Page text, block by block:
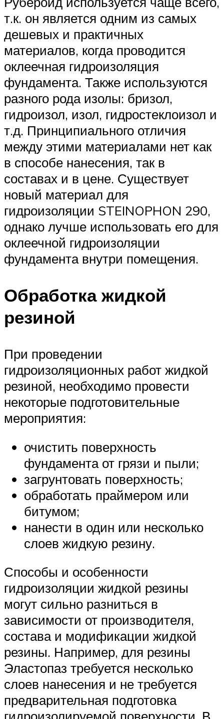
т.к. он является одним из самых
дешевых и практичных
материалов, когда проводится
оклеечная гидроизоляция
фундамента. Также используются
разного рода изолы: бризол,
гидроизол, изол, гидростеклоизол и
т.д. Принципиального отличия
между этими материалами нет как
в способе нанесения, так в
составах и в цене. Существует
новый материал для
гидроизоляции STEINOPHON 290,
однако лучше использовать его для
оклеечной гидроизоляции
фундамента внутри помещения.
Обработка жидкой
резиной
При проведении
гидроизоляционных работ жидкой
резиной, необходимо провести
некоторые подготовительные
мероприятия:
очистить поверхность
фундамента от грязи и пыли;
загрунтовать поверхность;
обработать праймером или
битумом;
нанести в один или несколько
слоев жидкую резину.
Способы и особенности
гидроизоляции жидкой резины
могут сильно разниться в
зависимости от производителя,
состава и модификации жидкой
резины. Например, для резины
Эластопаз требуется несколько
слоев нанесения и не требуется
предварительная подготовка